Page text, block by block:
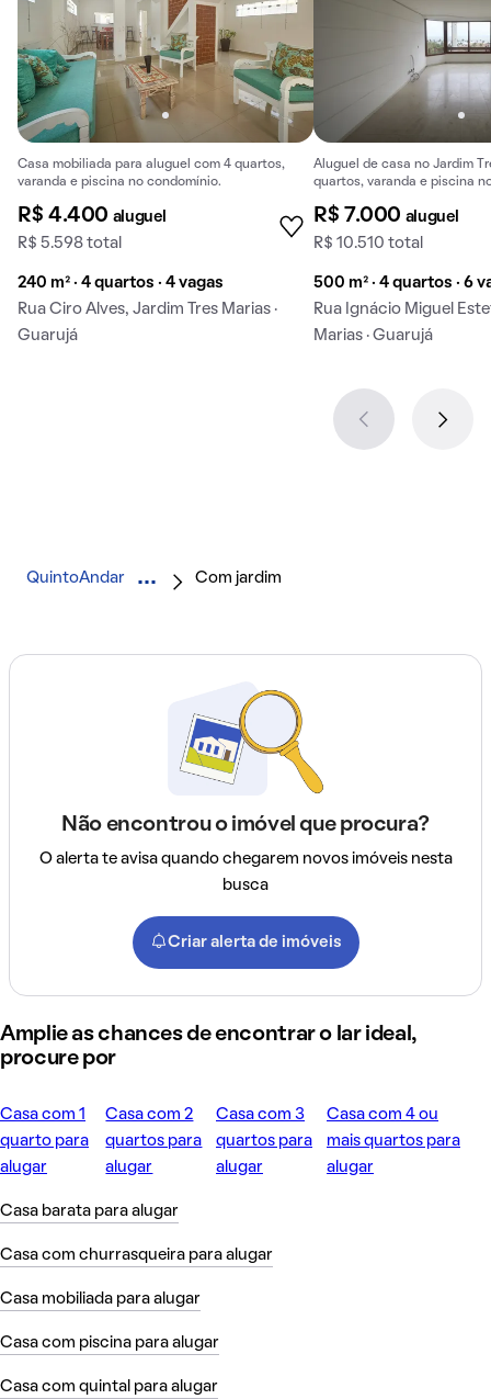
Casa mobiliada para aluguel com 4 quartos,
varanda e piscina no condomínio.
R$ 4.400 aluguel
R$ 5.598 total
240 m² · 4 quartos · 4 vagas
Rua Ciro Alves, Jardim Tres Marias ·
Guarujá
Aluguel de casa no Jardim
quartos, varanda e piscina
R$ 7.000 aluguel
R$ 10.510 total
500 m² · 4 quartos · 6
Rua Ignácio Miguel
Marias · Guarujá
QuintoAndar Com jardim
Não encontrou o imóvel que procura?
O alerta te avisa quando chegarem novos imóveis nesta
busca
Criar alerta de imóveis
Amplie as chances de encontrar o lar ideal,
procure por
Casa com 1
quarto para
alugar
Casa com 2
quartos para
alugar
Casa com 3
quartos para
alugar
Casa com 4 ou
mais quartos para
alugar
Casa barata para alugar
Casa com churrasqueira para alugar
Casa mobiliada para alugar
Casa com piscina para alugar
Casa com quintal para alugar